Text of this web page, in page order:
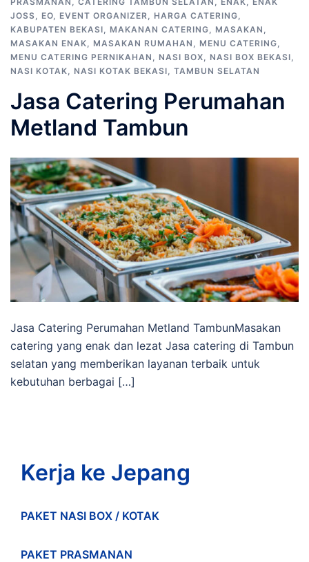
JOSS, EO, EVENT ORGANIZER, HARGA CATERING,
KABUPATEN BEKASI, MAKANAN CATERING, MASAKAN ,
MASAKAN ENAK, MASAKAN RUMAHAN , MENU CATERING,
MENU CATERING PERNIKAHAN , NASI BOX, NASI BOX BEKASI,
NASI KOTAK, NASI KOTAK BEKASI, TAMBUN SELATAN
Jasa Catering Perumahan
Metland Tambun
Jasa Catering Perumahan Metland TambunMasakan
catering yang enak dan lezat Jasa catering di Tambun
selatan yang memberikan layanan terbaik untuk
kebutuhan berbagai […]
Kerja ke Jepang
PAKET NASI BOX / KOTAK
PAKET PRASMANAN